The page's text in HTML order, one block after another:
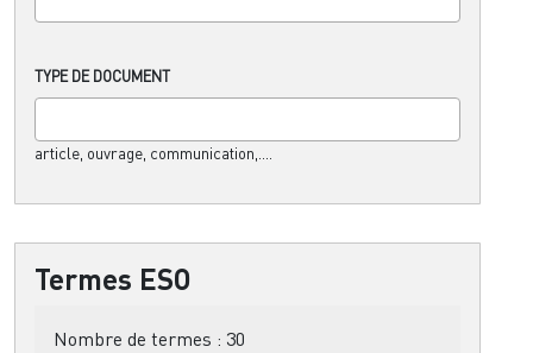
TYPE DE DOCUMENT
article, ouvrage, communication,....
Termes ESO
Nombre de termes : 30